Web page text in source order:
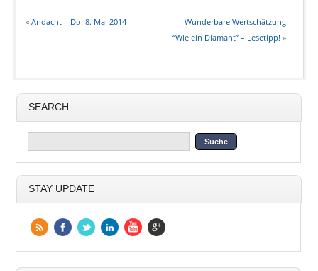
« Andacht – Do. 8. Mai 2014
Wunderbare Wertschätzung
“Wie ein Diamant” – Lesetipp! »
SEARCH
STAY UPDATE